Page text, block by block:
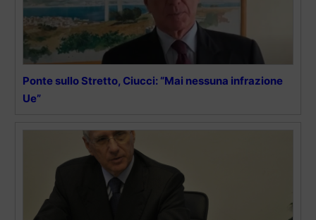
Ponte sullo Stretto, Ciucci: “Mai nessuna infrazione
Ue”